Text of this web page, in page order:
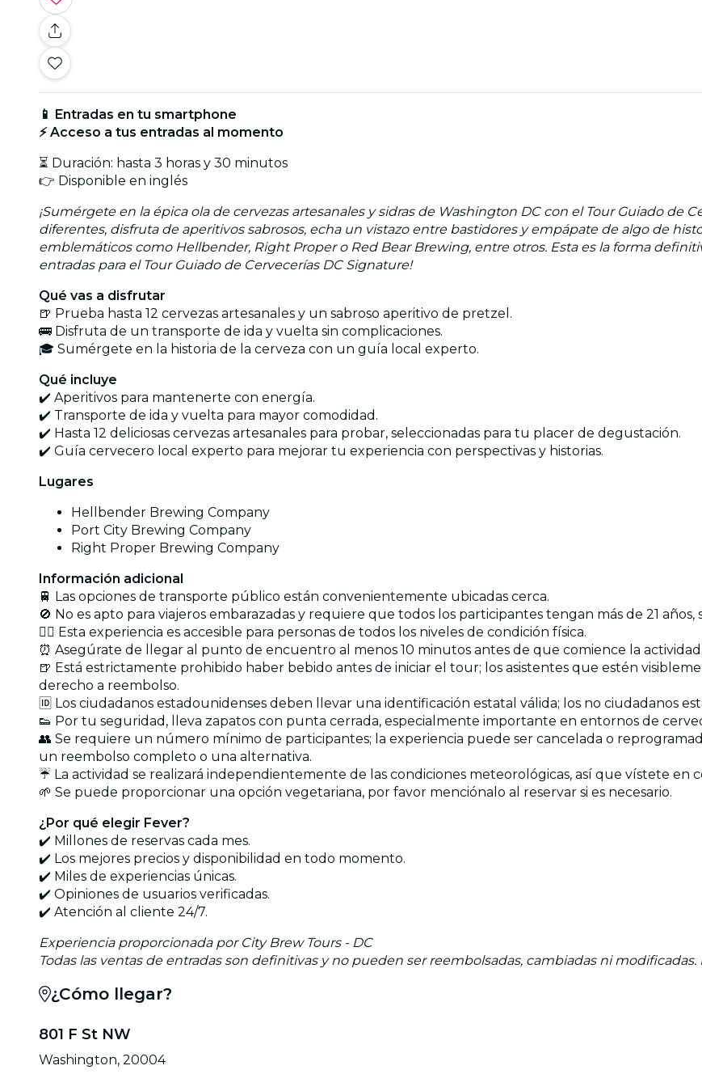
📱 Entradas en tu smartphone
⚡ Acceso a tus entradas al momento
⏳ Duración: hasta 3 horas y 30 minutos
👉 Disponible en inglés
¡Sumérgete en la épica ola de cervezas artesanales y sidras de Washington DC con el Tour Guiado de
diferentes, disfruta de aperitivos sabrosos, echa un vistazo entre bastidores y empápate de algo de
emblemáticos como Hellbender, Right Proper o Red Bear Brewing, entre otros. Esta es la forma
entradas para el Tour Guiado de Cervecerías DC Signature!
Qué vas a disfrutar
🍺 Prueba hasta 12 cervezas artesanales y un sabroso aperitivo de pretzel.
🚌 Disfruta de un transporte de ida y vuelta sin complicaciones.
🎓 Sumérgete en la historia de la cerveza con un guía local experto.
Qué incluye
✔️ Aperitivos para mantenerte con energía.
✔️ Transporte de ida y vuelta para mayor comodidad.
✔️ Hasta 12 deliciosas cervezas artesanales para probar, seleccionadas para tu placer de degustación.
✔️ Guía cervecero local experto para mejorar tu experiencia con perspectivas y historias.
Lugares
Hellbender Brewing Company
Port City Brewing Company
Right Proper Brewing Company
Información adicional
🚆 Las opciones de transporte público están convenientemente ubicadas cerca.
🚫 No es apto para viajeros embarazadas y requiere que todos los participantes tengan más de 21 años,
🏋️‍♂️ Esta experiencia es accesible para personas de todos los niveles de condición física.
⏰ Asegúrate de llegar al punto de encuentro al menos 10 minutos antes de que comience la actividad.
🍺 Está estrictamente prohibido haber bebido antes de iniciar el tour; los asistentes que estén
derecho a reembolso.
🆔 Los ciudadanos estadounidenses deben llevar una identificación estatal válida; los no ciudadanos
👟 Por tu seguridad, lleva zapatos con punta cerrada, especialmente importante en entornos de
👥 Se requiere un número mínimo de participantes; la experiencia puede ser cancelada o
un reembolso completo o una alternativa.
☔ La actividad se realizará independientemente de las condiciones meteorológicas, así que vístete en
🌱 Se puede proporcionar una opción vegetariana, por favor menciónalo al reservar si es necesario.
¿Por qué elegir Fever?
✔️ Millones de reservas cada mes.
✔️ Los mejores precios y disponibilidad en todo momento.
✔️ Miles de experiencias únicas.
✔️ Opiniones de usuarios verificadas.
✔️ Atención al cliente 24/7.
Experiencia proporcionada por City Brew Tours - DC
Todas las ventas de entradas son definitivas y no pueden ser reembolsadas, cambiadas ni
¿Cómo llegar?
801 F St NW
Washington, 20004